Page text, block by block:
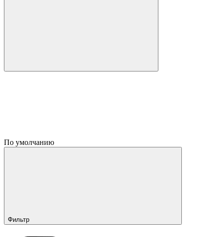
По умолчанию
Фильтр